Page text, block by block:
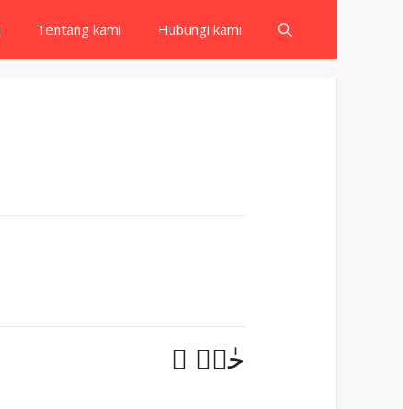
Tentang kami Hubungi kami
حٰمۤ ۚ